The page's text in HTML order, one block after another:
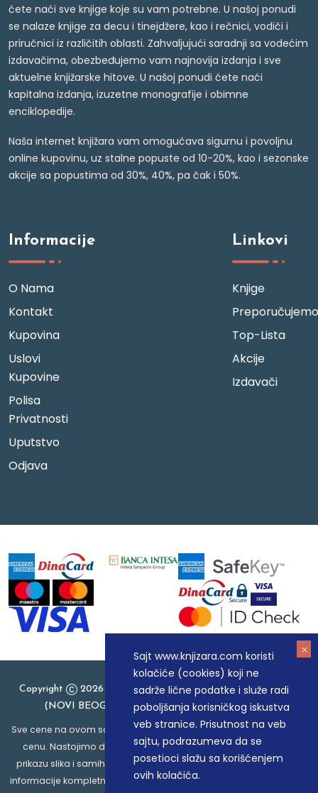
Sajt www.knjizara.com koristi
kolačiće (cookies) koji ne
sadrže lične podatke i služe radi
poboljšanja korisničkog iskustva
veb stranice. Prisutnost na veb
sajtu, podrazumeva da se
posetioci slažu sa korišćenjem
ovih kolačića.
ćete naći sve knjige koje su vam potrebne. U našoj ponudi
se nalaze knjige za decu i tinejdžere, kao i rečnici, vodiči i
priručnici iz različitih oblasti. Zahvaljujući saradnji sa vodećim
izdavačima, obezbeđujemo vam najnovija izdanja i sve
aktuelne knjižarske hitove. U našoj ponudi ćete naći
kapitalna izdanja, izuzetne monografije i obimne
enciklopedije.
Naša internet knjižara vam omogućava sigurnu i povoljnu
online kupovinu, uz stalne popuste od 10-20%, kao i sezonske
akcije sa popustima od 30%, 40%, pa čak i 50%.
Informacije
O Nama
Kontakt
Kupovina
Uslovi
Kupovine
Polisa
Privatnosti
Uputstvo
Odjava
Linkovi
Knjige
Preporučujemo
Top-Lista
Akcije
Izdavači
Copyright
2026 Knjizara.com - MAKART DOO BEOGRAD
(NOVI BEOGRAD), PIB: 105184104, MB: 20337524
Sve cene na ovom sajtu iskazane su u dinarima. PDV je uračunat u
cenu. Nastojimo da budemo što precizniji u opisu proizvoda,
prikazu slika i samih cena, ali ne možemo garantovati da su sve
informacije kompletne i bez grešaka. Svi artikli prikazani na sajtu su